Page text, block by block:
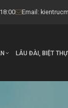
Email:
LÂU ĐÀI, BIỆT THỰ